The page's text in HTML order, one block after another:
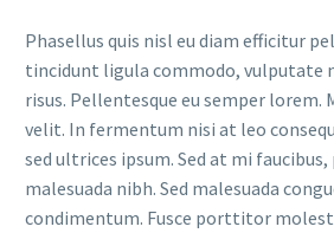
Phasellus quis nisl eu diam efficitur
tincidunt ligula commodo, vulputate
risus. Pellentesque eu semper lorem.
velit. In fermentum nisi at leo
sed ultrices ipsum. Sed at mi
malesuada nibh. Sed malesuada
condimentum. Fusce porttitor